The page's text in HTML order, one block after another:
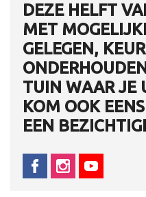
DEZE HELFT
MET
GELEGEN,
TUIN WAAR JE
KOM OOK
EEN